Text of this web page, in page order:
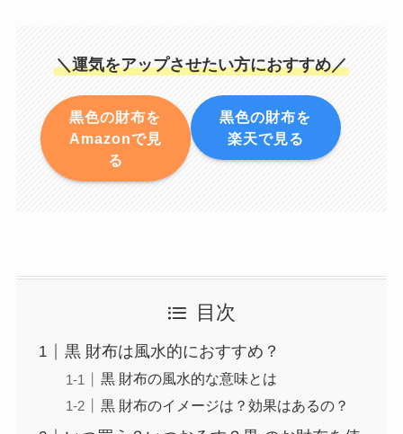
＼運気をアップさせたい方におすすめ／
黒色の財布を
Amazonで見
る
黒色の財布を
楽天で見る
目次
黒 財布は風水的におすすめ？
黒 財布の風水的な意味とは
黒 財布のイメージは？効果はあるの？